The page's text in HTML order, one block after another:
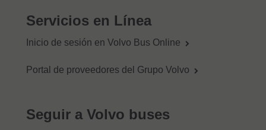
Servicios en Línea
Inicio de sesión en Volvo Bus Online
Portal de proveedores del Grupo Volvo
Seguir a Volvo buses